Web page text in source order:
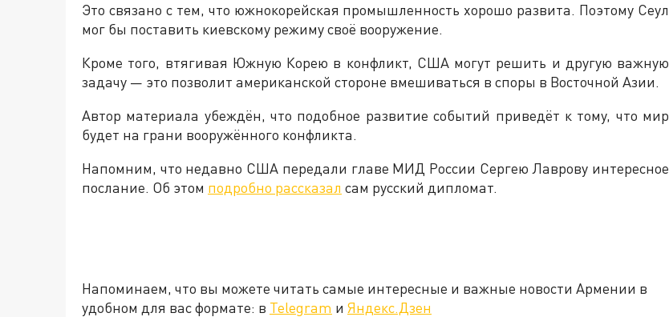
Это связано с тем, что южнокорейская промышленность хорошо развита. Поэтому Сеул
мог бы поставить киевскому режиму своё вооружение.
Кроме того, втягивая Южную Корею в конфликт, США могут решить и другую важную
задачу — это позволит американской стороне вмешиваться в споры в Восточной Азии.
Автор материала убеждён, что подобное развитие событий приведёт к тому, что мир
будет на грани вооружённого конфликта.
Напомним, что недавно США передали главе МИД России Сергею Лаврову интересное
послание. Об этом подробно рассказал сам русский дипломат.
Напоминаем, что вы можете читать самые интересные и важные новости Армении в
удобном для вас формате: в Telegram и Яндекс.Дзен